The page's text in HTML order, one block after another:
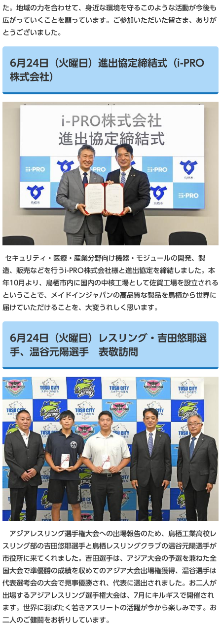
た。地域の力を合わせて、身近な環境を守るこのような活動が今後も
広がっていくことを願っています。ご参加いただいた皆さま、ありが
とうございました。
6月24日（火曜日）進出協定締結式（i-PRO
株式会社）
セキュリティ・医療・産業分野向け機器・モジュールの開発、製
造、販売などを行うi-PRO株式会社様と進出協定を締結しました。本
年10月より、鳥栖市内に国内の中核工場として佐賀工場を設立される
ということで、メイドインジャパンの高品質な製品を鳥栖から世界に
届けていただけることを、大変うれしく思います。
6月24日（火曜日）レスリング・吉田悠耶選
手、温谷元陽選手 表敬訪問
アジアレスリング選手権大会への出場報告のため、鳥栖工業高校レ
スリング部の吉田悠耶選手と鳥栖レスリングクラブの温谷元陽選手が
市役所に来てくれました。吉田選手は、アジア大会の予選を兼ねた全
国大会で準優勝の成績を収めてのアジア大会出場権獲得、温谷選手は
代表選考会の大会で見事優勝され、代表に選出されました。お二人が
出場するアジアレスリング選手権大会は、7月にキルギスで開催され
ます。世界に羽ばたく若きアスリートの活躍が今から楽しみです。お
二人のご健闘をお祈りしています。